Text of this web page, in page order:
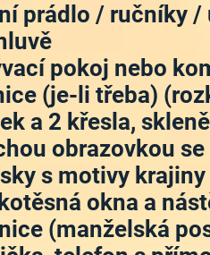
prádlo / ručníky /
pokoj nebo
(je-li třeba)
a 2 křesla,
obrazovkou
s motivy
okna a
(manželská